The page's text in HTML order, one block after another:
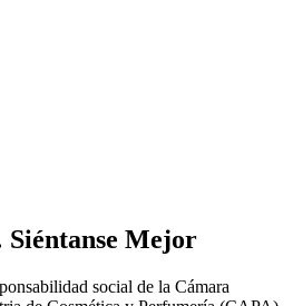
Mejor
social de la Cámara